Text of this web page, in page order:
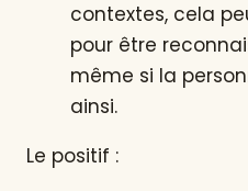
contextes, cela
pour être
même si la
ainsi.
Le positif :